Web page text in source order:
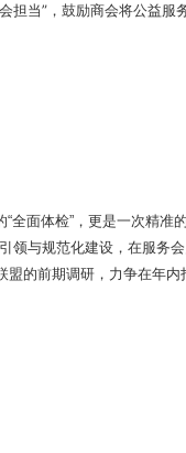
担当”，鼓励商会将公益
面体检”，更是一次精准
领与规范化建设，在服务
的前期调研，力争在年